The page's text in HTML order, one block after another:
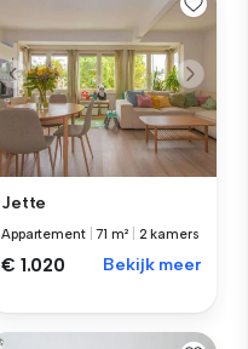
Jette
Appartement |71 m² 2 kamers
€ 1.020 Bekijk meer